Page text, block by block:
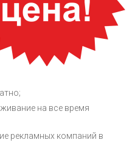
на все время
рекламных компаний в